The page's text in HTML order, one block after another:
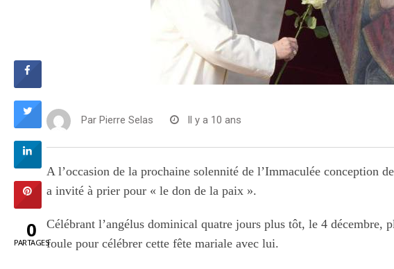
Par Pierre Selas Il y a 10 ans
A l’occasion de la prochaine solennité de l’Immaculée conception
a invité à prier pour « le don de la paix ».
Célébrant l’angélus dominical quatre jours plus tôt, le 4 décembre,
foule pour célébrer cette fête mariale avec lui.
0
PARTAGES